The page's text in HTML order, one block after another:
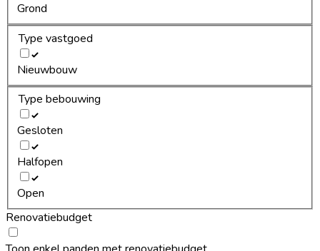
Grond
Type vastgoed
Nieuwbouw
Type bebouwing
Gesloten
Halfopen
Open
Renovatiebudget